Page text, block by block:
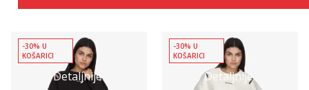
Detaljnije
-30% U
KOŠARICI
Detaljnije
-30% U
KOŠARICI